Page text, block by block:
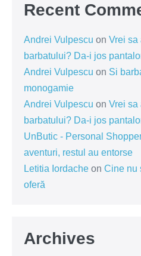
Recent
Andrei Vulpescu on Vrei sa
barbatului? Da-i jos
Andrei Vulpescu on Si
monogamie
Andrei Vulpescu on Vrei sa
barbatului? Da-i jos
UnButic - Personal
aventuri, restul au entorse
Letitia Iordache on Cine nu
oferă
Archives